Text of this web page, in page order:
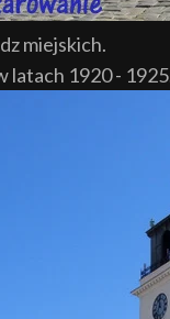
miejskich.
latach 1920 -